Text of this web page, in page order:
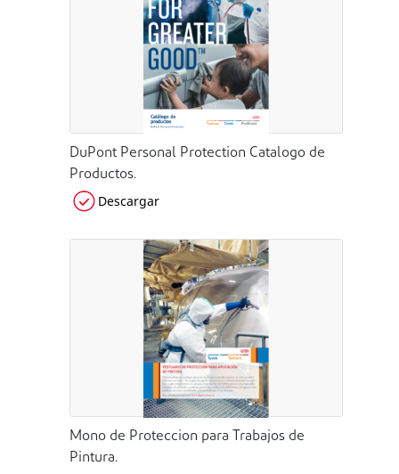
DuPont Personal Protection Catalogo de
Productos.
Descargar
Mono de Proteccion para Trabajos de
Pintura.